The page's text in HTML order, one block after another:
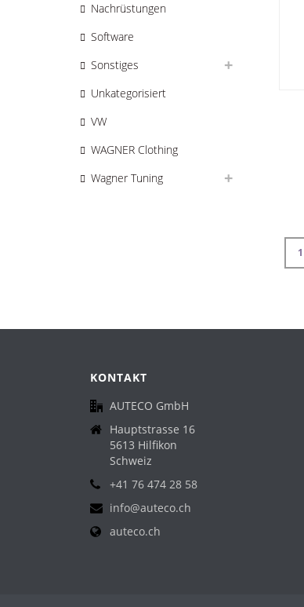
1
Nachrüstungen
Software
Sonstiges
Unkategorisiert
VW
WAGNER Clothing
Wagner Tuning
KONTAKT
AUTECO GmbH
Hauptstrasse 16
5613 Hilfikon
Schweiz
+41 76 474 28 58
info@auteco.ch
auteco.ch